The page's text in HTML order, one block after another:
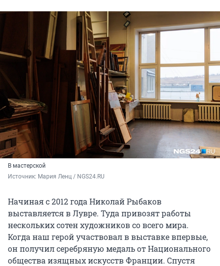
В мастерской
Источник: Мария Ленц / NGS24.RU
Начиная с 2012 года Николай Рыбаков
выставляется в Лувре. Туда привозят работы
нескольких сотен художников со всего мира.
Когда наш герой участвовал в выставке впервые,
он получил серебряную медаль от Национального
общества изящных искусств Франции. Спустя